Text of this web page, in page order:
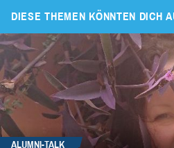
DIESE THEMEN KÖNNTEN DICH
ALUMNI-TALK